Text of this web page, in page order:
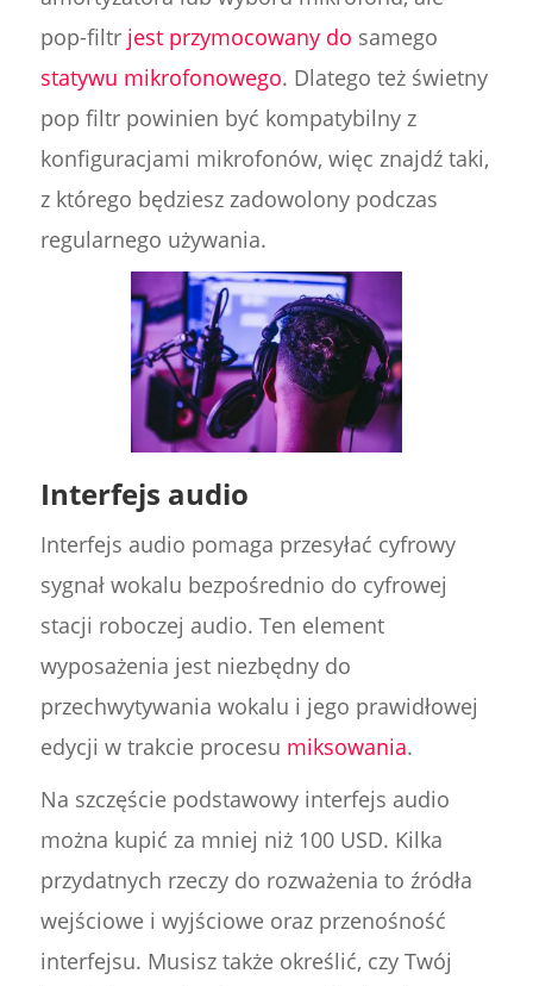
pop-filtr jest przymocowany do samego
statywu mikrofonowego. Dlatego też świetny
pop filtr powinien być kompatybilny z
konfiguracjami mikrofonów, więc znajdź taki,
z którego będziesz zadowolony podczas
regularnego używania.
Interfejs audio
Interfejs audio pomaga przesyłać cyfrowy
sygnał wokalu bezpośrednio do cyfrowej
stacji roboczej audio. Ten element
wyposażenia jest niezbędny do
przechwytywania wokalu i jego prawidłowej
edycji w trakcie procesu miksowania.
Na szczęście podstawowy interfejs audio
można kupić za mniej niż 100 USD. Kilka
przydatnych rzeczy do rozważenia to źródła
wejściowe i wyjściowe oraz przenośność
interfejsu. Musisz także określić, czy Twój